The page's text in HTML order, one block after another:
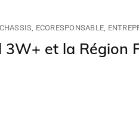
CHASSIS ECORESPONSABLE
3W+ et la Région